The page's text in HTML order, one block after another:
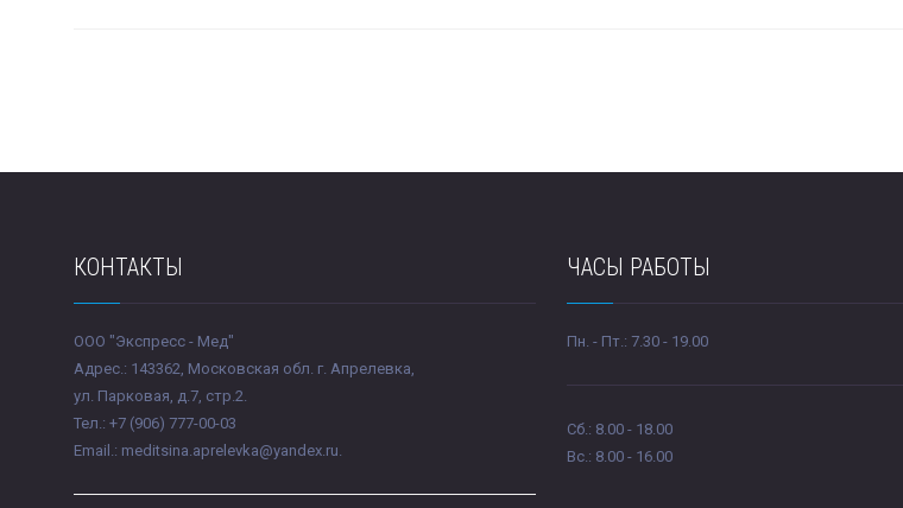
КОНТАКТЫ
ООО "Экспресс - Мед"
Адрес.: 143362, Московская обл. г. Апрелевка,
ул. Парковая, д.7, стр.2.
Тел.: +7 (906) 777-00-03
Email.: meditsina.aprelevka@yandex.ru.
ЧАСЫ РАБОТЫ
Пн. - Пт.: 7.30 - 19.00
Сб.: 8.00 - 18.00
Вc.: 8.00 - 16.00